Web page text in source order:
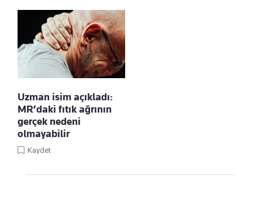
Uzman isim açıkladı:
MR’daki fıtık ağrının
gerçek nedeni
olmayabilir
Kaydet